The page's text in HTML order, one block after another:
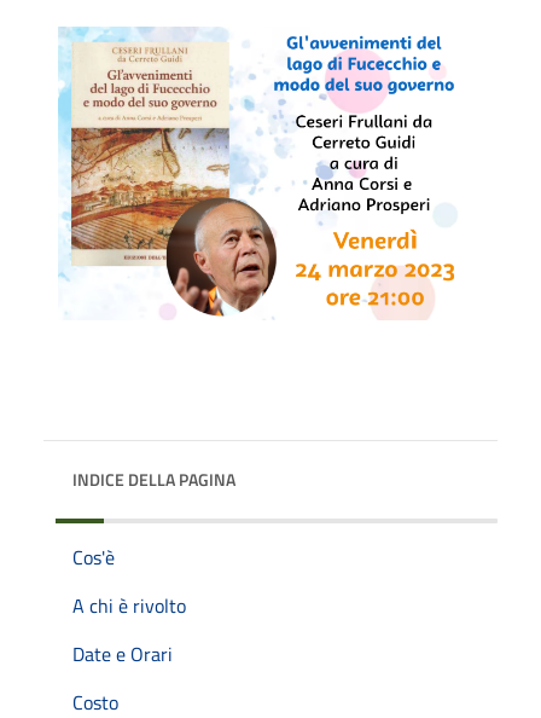
INDICE DELLA PAGINA
Cos'è
A chi è rivolto
Date e Orari
Costo